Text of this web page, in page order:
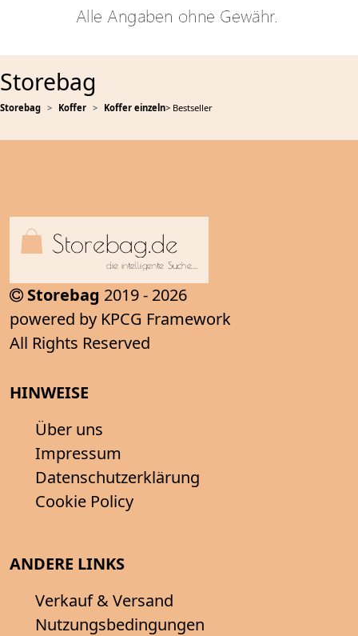
Storebag
Storebag Koffer Koffer einzeln> Bestseller
Storebag 2019 - 2026
powered by KPCG Framework
All Rights Reserved
HINWEISE
Über uns
Impressum
Datenschutzerklärung
Cookie Policy
ANDERE LINKS
Verkauf & Versand
Nutzungsbedingungen